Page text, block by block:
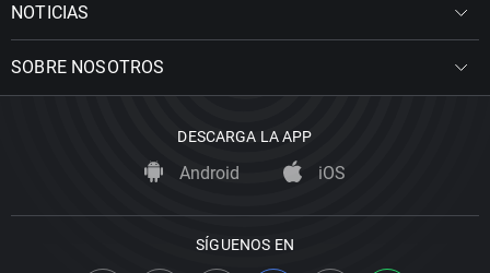
NOTICIAS
SOBRE NOSOTROS
DESCARGA LA APP
Android iOS
SÍGUENOS EN